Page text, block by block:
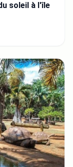
soleil à l'île